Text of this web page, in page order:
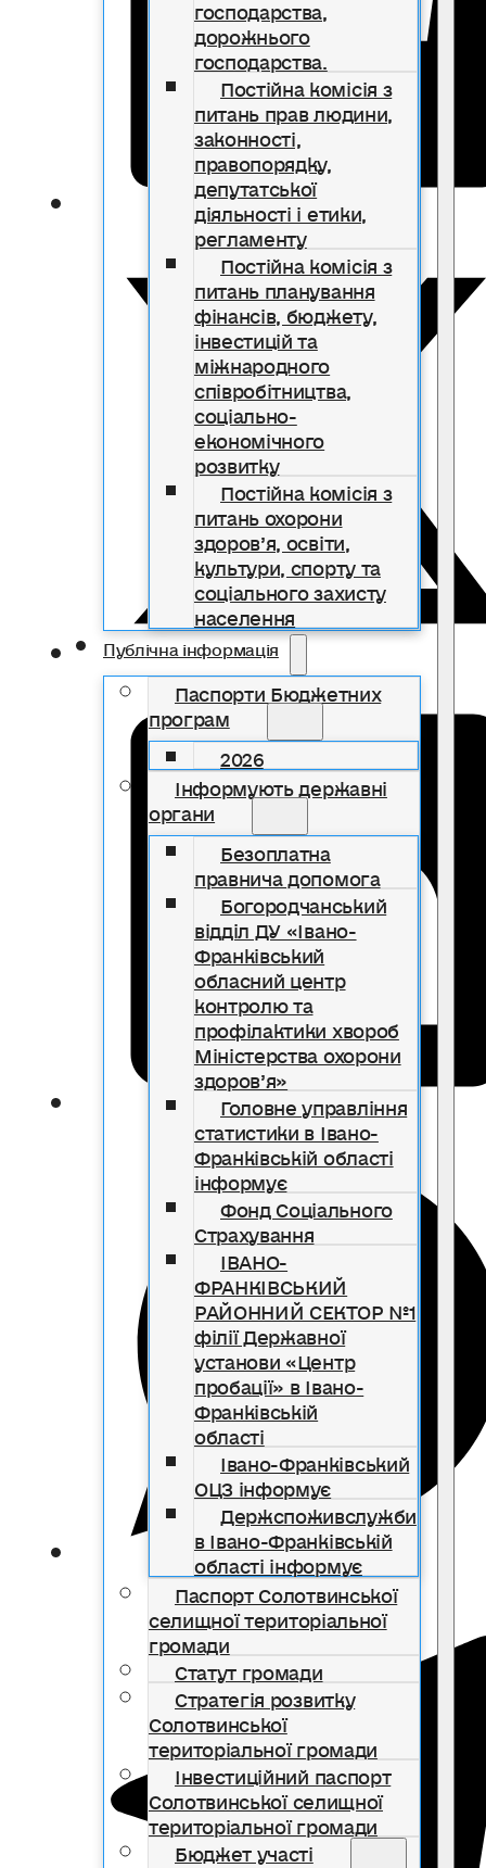
господарства,
дорожнього
господарства.
Постійна комісія з
питань прав людини,
законності,
правопорядку,
депутатської
діяльності і етики,
регламенту
Постійна комісія з
питань планування
фінансів, бюджету,
інвестицій та
міжнародного
співробітництва,
соціально-
економічного
розвитку
Постійна комісія з
питань охорони
здоров’я, освіти,
культури, спорту та
соціального захисту
населення
Публічна інформація
Паспорти Бюджетних
програм
2026
Інформують державні
органи
Безоплатна
правнича допомога
Богородчанський
відділ ДУ «Івано-
Франківський
обласний центр
контролю та
профілактики хвороб
Міністерства охорони
здоров’я»
Головне управління
статистики в Івано-
Франківській області
інформує
Фонд Соціального
Страхування
ІВАНО-
ФРАНКІВСЬКИЙ
РАЙОННИЙ СЕКТОР №1
філії Державної
установи «Центр
пробації» в Івано-
Франківській
області
Івано-Франківський
ОЦЗ інформує
Держспоживслужби
в Івано-Франківській
області інформує
Паспорт Солотвинської
селищної територіальної
громади
Статут громади
Стратегія розвитку
Солотвинської
територіальної громади
Інвестиційний паспорт
Солотвинської селищної
територіальної громади
Бюджет участі